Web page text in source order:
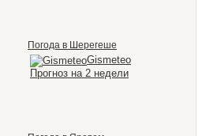
Погода в Шерегеше
Gismeteo
Прогноз на 2 недели